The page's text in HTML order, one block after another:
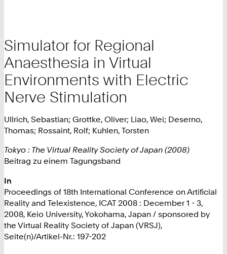
Simulator for Regional
Anaesthesia in Virtual
Environments with Electric
Nerve Stimulation
Ullrich, Sebastian; Grottke, Oliver; Liao, Wei; Deserno,
Thomas; Rossaint, Rolf; Kuhlen, Torsten
Tokyo : The Virtual Reality Society of Japan (2008)
Beitrag zu einem Tagungsband
In
Proceedings of 18th International Conference on Artificial
Reality and Telexistence, ICAT 2008 : December 1 - 3,
2008, Keio University, Yokohama, Japan / sponsored by
the Virtual Reality Society of Japan (VRSJ),
Seite(n)/Artikel-Nr.: 197-202